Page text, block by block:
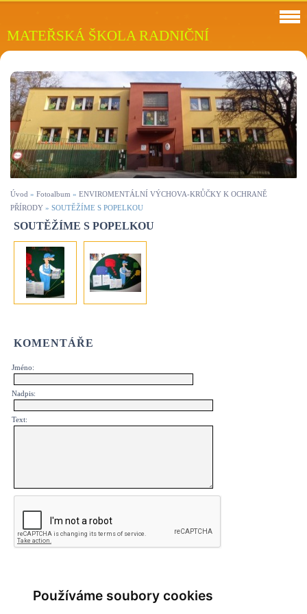
Používáme soubory cookies
MATEŘSKÁ ŠKOLA RADNIČNÍ
Úvod » Fotoalbum » ENVIROMENTÁLNÍ VÝCHOVA-KRŮČKY K OCHRANĚ
PŘÍRODY » SOUTĚŽÍME S POPELKOU
SOUTĚŽÍME S POPELKOU
KOMENTÁŘE
Jméno:
Nadpis:
Text: